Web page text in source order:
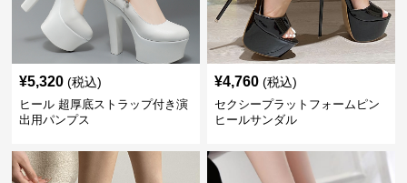
¥5,320 (税込)
ヒール 超厚底ストラップ付き演
出用パンプス
¥4,760 (税込)
セクシープラットフォームピン
ヒールサンダル